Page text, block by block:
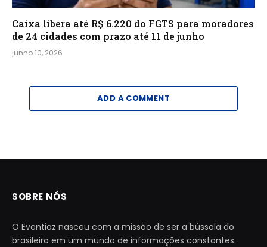
Caixa libera até R$ 6.220 do FGTS para moradores
de 24 cidades com prazo até 11 de junho
junho 10, 2026
ADD A COMMENT
SOBRE NÓS
O Eventioz nasceu com a missão de ser a bússola do
brasileiro em um mundo de informações constantes.